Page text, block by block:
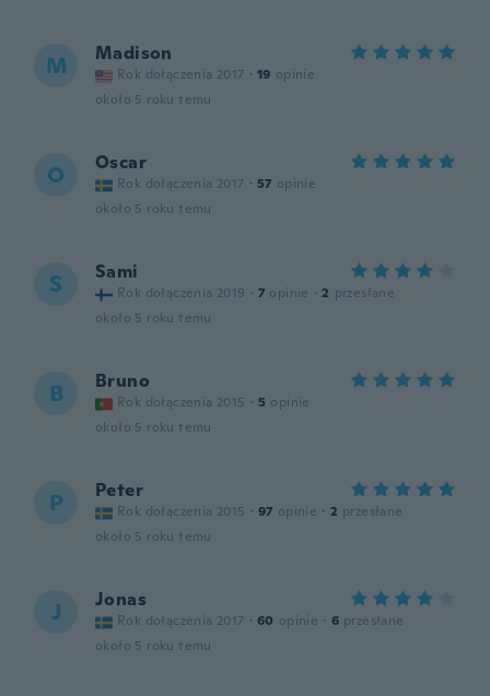
M Madison
Rok dołączenia 2017 · 19 opinie
około 5 roku temu
O Oscar
Rok dołączenia 2017 · 57 opinie
około 5 roku temu
S Sami
Rok dołączenia 2019 · 7 opinie · 2 przesłane
około 5 roku temu
B Bruno
Rok dołączenia 2015 · 5 opinie
około 5 roku temu
P Peter
Rok dołączenia 2015 · 97 opinie · 2 przesłane
około 5 roku temu
J Jonas
Rok dołączenia 2017 · 60 opinie · 6 przesłane
około 5 roku temu